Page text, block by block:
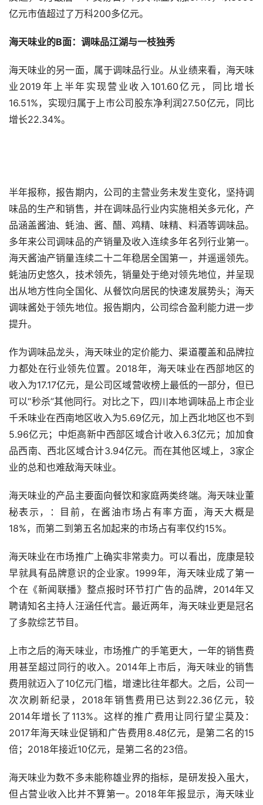
亿元市值超过了万科200多亿元。
海天味业的B面：调味品江湖与一枝独秀
海天味业的另一面，属于调味品行业。从业绩来看，海天味
业2019年上半年实现营业收入101.60亿元，同比增长
16.51%，实现归属于上市公司股东净利润27.50亿元，同比
增长22.34%。
半年报称，报告期内，公司的主营业务未发生变化，坚持调
品涵盖酱油、蚝油、酱、醋、鸡精、味精、料酒等调味品。
多年来公司调味品的产销量及收入连续多年名列行业第一。
海天酱油产销量连续二十二年稳居全国第一，并遥遥领先。
蚝油历史悠久，技术领先，销量处于绝对领先地位，并呈现
出从地方性向全国化、从餐饮向居民的快速发展势头；海天
调味酱处于领先地位。报告期内，公司综合盈利能力进一步
提升。
力都处在行业领先位置。2018年，海天味业在西部地区的
收入为17.17亿元，是公司区域营收榜上最低的一部分，但已
可以“秒杀”其他同行。对比之下，四川本地调味品上市企业
5.96亿元；中炬高新中西部区域合计收入6.3亿元；加加食
品西南、西北区域合计3.94亿元。而在其他区域上，3家企
业的总和也难敌海天味业。
海天味业的产品主要面向餐饮和家庭两类终端。海天味业董
18%，而第二到第五名加起来的市场占有率仅约15%。
海天味业在市场推广上确实非常卖力。可以看出，庞康是较
早就具有品牌意识的企业家。1999年，海天味业成了第一
个在《新闻联播》整点报时环节打广告的品牌，2014年又
聘请知名主持人汪涵任代言。最近两年，海天味业更是冠名
了多款综艺节目。
上市之后的海天味业，市场推广的手笔更大，一年的销售费
用甚至超过同行的收入。2014年上市后，海天味业的销售